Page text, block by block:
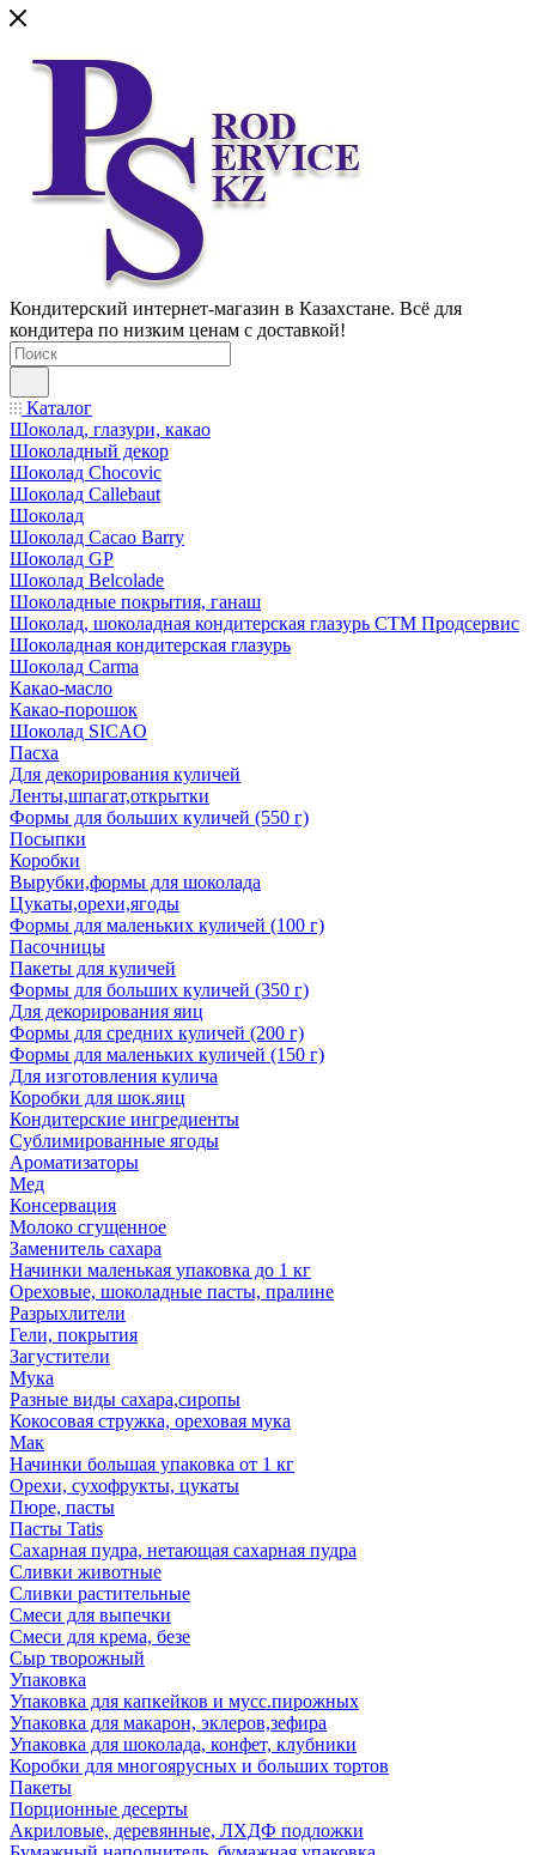
Кондитерский интернет-магазин в Казахстане. Всё для
кондитера по низким ценам с доставкой!
Каталог
Шоколад, глазури, какао
Шоколадный декор
Шоколад Chocovic
Шоколад Callebaut
Шоколад
Шоколад Cacao Barry
Шоколад GP
Шоколад Belcolade
Шоколадные покрытия, ганаш
Шоколад, шоколадная кондитерская глазурь СТМ Продсервис
Шоколадная кондитерская глазурь
Шоколад Carma
Какао-масло
Какао-порошок
Шоколад SICAO
Пасха
Для декорирования куличей
Ленты,шпагат,открытки
Формы для больших куличей (550 г)
Посыпки
Коробки
Вырубки,формы для шоколада
Цукаты,орехи,ягоды
Формы для маленьких куличей (100 г)
Пасочницы
Пакеты для куличей
Формы для больших куличей (350 г)
Для декорирования яиц
Формы для средних куличей (200 г)
Формы для маленьких куличей (150 г)
Для изготовления кулича
Коробки для шок.яиц
Кондитерские ингредиенты
Сублимированные ягоды
Ароматизаторы
Мед
Консервация
Молоко сгущенное
Заменитель сахара
Начинки маленькая упаковка до 1 кг
Ореховые, шоколадные пасты, пралине
Разрыхлители
Гели, покрытия
Загустители
Мука
Разные виды сахара,сиропы
Кокосовая стружка, ореховая мука
Мак
Начинки большая упаковка от 1 кг
Орехи, сухофрукты, цукаты
Пюре, пасты
Пасты Tatis
Сахарная пудра, нетающая сахарная пудра
Сливки животные
Сливки растительные
Смеси для выпечки
Смеси для крема, безе
Сыр творожный
Упаковка
Упаковка для капкейков и мусс.пирожных
Упаковка для макарон, эклеров,зефира
Упаковка для шоколада, конфет, клубники
Коробки для многоярусных и больших тортов
Пакеты
Порционные десерты
Акриловые, деревянные, ЛХДФ подложки